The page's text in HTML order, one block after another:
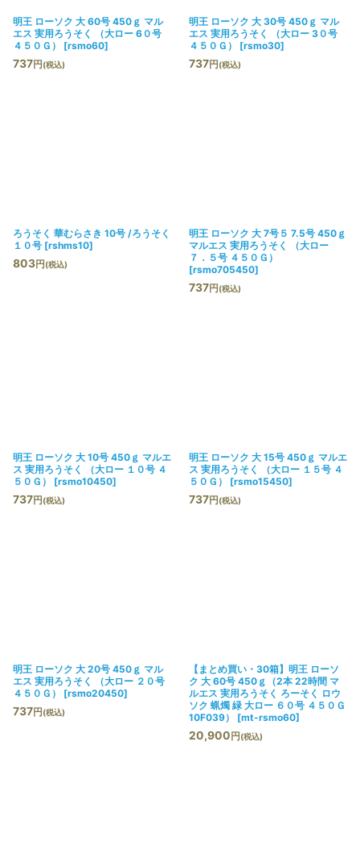
明王 ローソク 大 60号 450ｇ マル
エス 実用ろうそく （大ロー 6０号
４５０Ｇ）
[rsmo60]
737円 (税込)
明王 ローソク 大 30号 450ｇ マル
エス 実用ろうそく （大ロー 3０号
４５０Ｇ）
[rsmo30]
737円 (税込)
ろうそく 華むらさき 10号 /ろうそく
１０号 [rshms10]
803円 (税込)
明王 ローソク 大 7号５ 7.5号 450ｇ
マルエス 実用ろうそく （大ロー
７．５号 ４５０Ｇ）
[rsmo705450]
737円 (税込)
明王 ローソク 大 10号 450ｇ マルエ
ス 実用ろうそく （大ロー １０号 ４
５０Ｇ）
[rsmo10450]
737円 (税込)
明王 ローソク 大 15号 450ｇ マルエ
ス 実用ろうそく （大ロー １５号 ４
５０Ｇ）
[rsmo15450]
737円 (税込)
明王 ローソク 大 20号 450ｇ マル
エス 実用ろうそく （大ロー ２０号
４５０Ｇ）
[rsmo20450]
737円 (税込)
【まとめ買い・30箱】明王 ローソ
ク 大 60号 450ｇ（2本 22時間 マ
ルエス 実用ろうそく ろーそく ロウ
ソク 蝋燭 緑 大ロー ６０号 ４５０Ｇ
10F039）
[mt-rsmo60]
20,900 円 (税込)